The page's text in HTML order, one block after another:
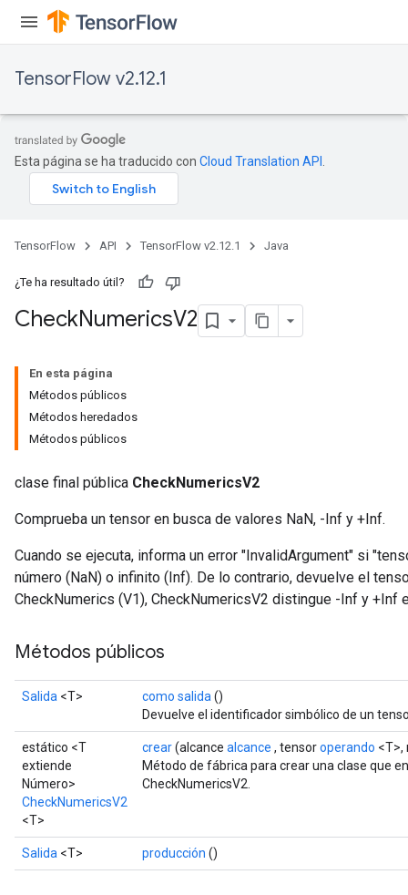
TensorFlow v2.12.1
Esta página se ha traducido con Cloud Translation API
TensorFlow API TensorFlow v2.12.1 Java
¿Te ha resultado útil?
CheckNumericsV2
En esta página
Métodos públicos
Métodos heredados
Métodos públicos
clase final pública CheckNumericsV2
Comprueba un tensor en busca de valores NaN, -Inf y +Inf.
Cuando se ejecuta, informa un error "InvalidArgument" si
número (NaN) o infinito (Inf). De lo contrario, devuelve el
CheckNumerics (V1), CheckNumericsV2 distingue -Inf y +Inf
Métodos públicos
Salida <T> como salida ()
Devuelve el identificador simbólico de un
estático <T
extiende
Número>
CheckNumericsV2
<T>
crear(alcance alcance , tensoroperando <T>,
Método de fábrica para crear una clase que
CheckNumericsV2.
Salida <T> producción ()